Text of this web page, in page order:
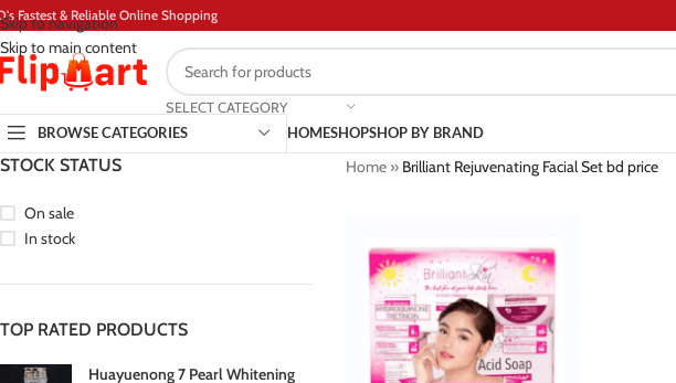
Skip to navigation
Skip to main content
Fastest & Reliable Online Shopping
SELECT CATEGORY
BROWSE CATEGORIES
HOMESHOPSHOP BY BRAND
STOCK STATUS
On sale
In stock
TOP RATED PRODUCTS
Huayuenong 7 Pearl Whitening
Home» Brilliant Rejuvenating Facial Set bd price